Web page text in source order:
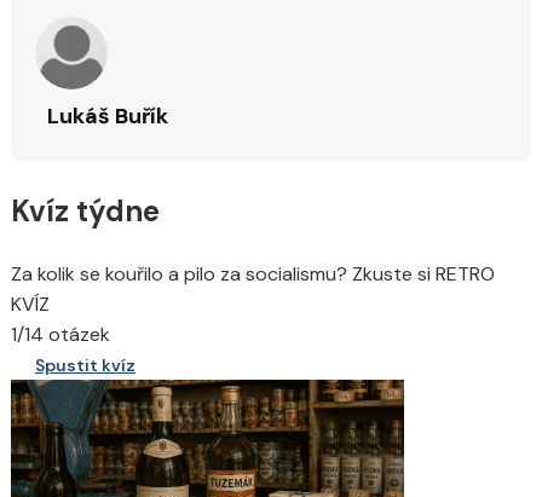
Lukáš Buřík
Kvíz týdne
Za kolik se kouřilo a pilo za socialismu? Zkuste si RETRO
KVÍZ
1/14 otázek
Spustit kvíz